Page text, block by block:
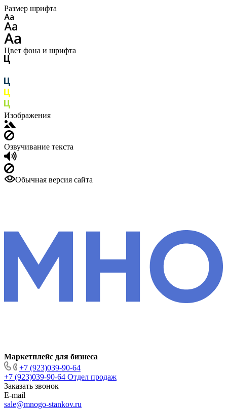
Размер шрифта
Цвет фона и шрифта
Изображения
Озвучивание текста
Обычная версия сайта
Маркетплейс для бизнеса
+7 (923)039-90-64
+7 (923)039-90-64 Отдел продаж
Заказать звонок
E-mail
sale@mnogo-stankov.ru